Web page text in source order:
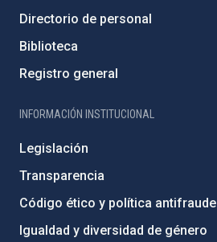
Directorio de personal
Biblioteca
Registro general
INFORMACIÓN INSTITUCIONAL
Legislación
Transparencia
Código ético y política antifraude
Igualdad y diversidad de género